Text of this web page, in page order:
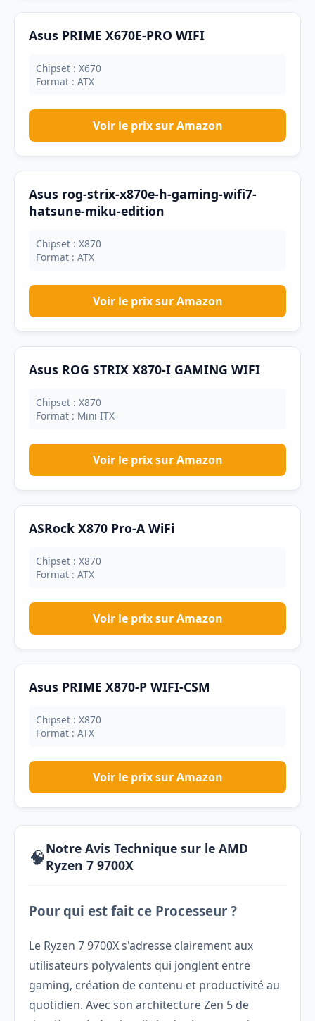
Asus PRIME X670E-PRO WIFI
Chipset : X670
Format : ATX
Voir le prix sur Amazon
Asus rog-strix-x870e-h-gaming-wifi7-
hatsune-miku-edition
Chipset : X870
Format : ATX
Voir le prix sur Amazon
Asus ROG STRIX X870-I GAMING WIFI
Chipset : X870
Format : Mini ITX
Voir le prix sur Amazon
ASRock X870 Pro-A WiFi
Chipset : X870
Format : ATX
Voir le prix sur Amazon
Asus PRIME X870-P WIFI-CSM
Chipset : X870
Format : ATX
Voir le prix sur Amazon
🧠Notre Avis Technique sur le AMD
Ryzen 7 9700X
Pour qui est fait ce Processeur ?
Le Ryzen 7 9700X s'adresse clairement aux
utilisateurs polyvalents qui jonglent entre
gaming, création de contenu et productivité au
quotidien. Avec son architecture Zen 5 de